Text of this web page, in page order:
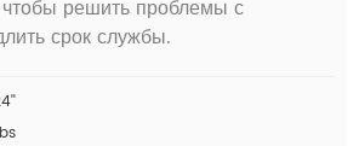
чтобы решить проблемы с
срок службы.